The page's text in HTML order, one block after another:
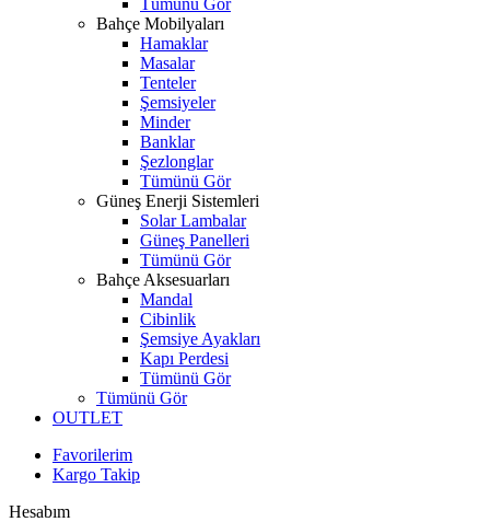
Tümünü Gör
Bahçe Mobilyaları
Hamaklar
Masalar
Tenteler
Şemsiyeler
Minder
Banklar
Şezlonglar
Tümünü Gör
Güneş Enerji Sistemleri
Solar Lambalar
Güneş Panelleri
Tümünü Gör
Bahçe Aksesuarları
Mandal
Cibinlik
Şemsiye Ayakları
Kapı Perdesi
Tümünü Gör
Tümünü Gör
OUTLET
Favorilerim
Kargo Takip
Hesabım